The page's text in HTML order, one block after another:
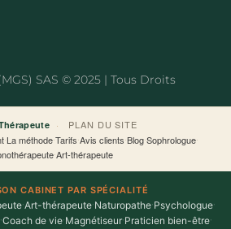
SAS © 2025 | Tous Droits
·
PLAN DU SITE
·La méthode·Tarifs·Avis clients·Blog·Sophrologue·
·Art-thérapeute
CABINET PAR SPÉCIALITÉ
·Art-thérapeute·Naturopathe·Psychologue·
·Coach de vie·Magnétiseur·Praticien bien-être·